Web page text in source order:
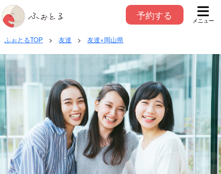
予約する メニュー
ふぉとるTOP > 友達 > 友達×岡山県